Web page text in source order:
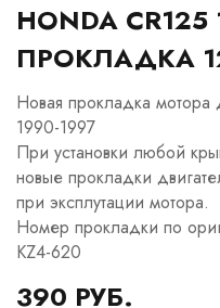
HONDA
ПРОКЛАДКА
Новая прокладка мотора
1990-1997
При установки любой
новые прокладки
при эксплутации мотора.
Номер прокладки по
KZ4-620
390 РУБ.